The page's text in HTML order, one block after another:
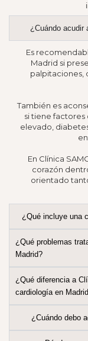
¿Cuándo acudir
Es
Madrid si
palpitaciones,
También es
si tiene
elevado,
En Clínica
corazón
orientado
¿Qué incluye una
¿Qué problemas
Madrid?
¿Qué diferencia a
cardiología en
¿Cuándo debo